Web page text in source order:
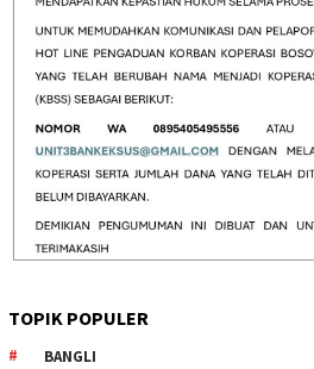
TOPIK POPULER
BANGLI